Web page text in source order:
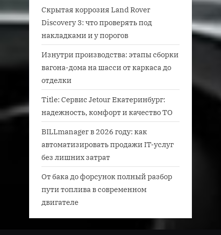
Скрытая коррозия Land Rover
Discovery 3: что проверять под
накладками и у порогов
Изнутри производства: этапы сборки
вагона-дома на шасси от каркаса до
отделки
Title: Сервис Jetour Екатеринбург:
надежность, комфорт и качество ТО
BILLmanager в 2026 году: как
автоматизировать продажи IT-услуг
без лишних затрат
От бака до форсунок полный разбор
пути топлива в современном
двигателе